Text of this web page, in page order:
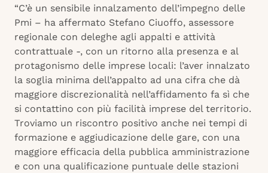
“C’è un sensibile innalzamento dell’impegno delle
Pmi – ha affermato Stefano Ciuoffo, assessore
regionale con deleghe agli appalti e attività
contrattuale -, con un ritorno alla presenza e al
protagonismo delle imprese locali: l’aver innalzato
la soglia minima dell’appalto ad una cifra che dà
maggiore discrezionalità nell’affidamento fa sì che
si contattino con più facilità imprese del territorio.
Troviamo un riscontro positivo anche nei tempi di
formazione e aggiudicazione delle gare, con una
maggiore efficacia della pubblica amministrazione
e con una qualificazione puntuale delle stazioni